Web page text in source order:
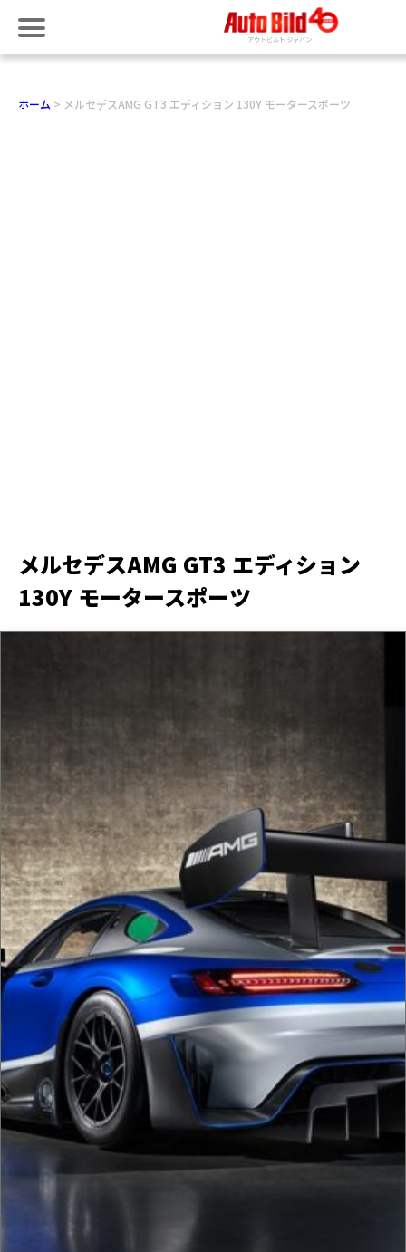
ホーム メルセデスAMG GT3 エディション 130Y モータースポーツ
メルセデスAMG GT3 エディション
130Y モータースポーツ